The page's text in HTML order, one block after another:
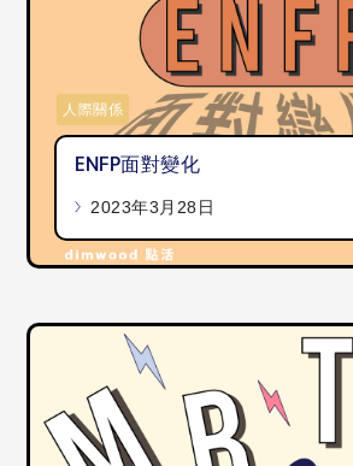
ENFP面對變化
2023年3月28日
人際關係